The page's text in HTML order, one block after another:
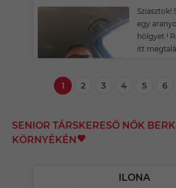
Sziasztok!
egy
hölgyet !
itt
1 2 3 4 5 6
SENIOR TÁRSKERESŐ NŐK
KÖRNYÉKÉN
ILONA